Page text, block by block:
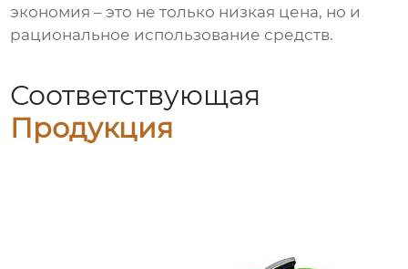
экономия – это не только низкая цена, но и
рациональное использование средств.
Соответствующая
Продукция